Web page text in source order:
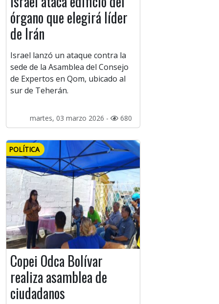
órgano que elegirá líder
de Irán
Israel lanzó un ataque contra la
sede de la Asamblea del Consejo
de Expertos en Qom, ubicado al
sur de Teherán.
martes, 03 marzo 2026 - 680
POLÍTICA
Copei Odca Bolívar
realiza asamblea de
ciudadanos